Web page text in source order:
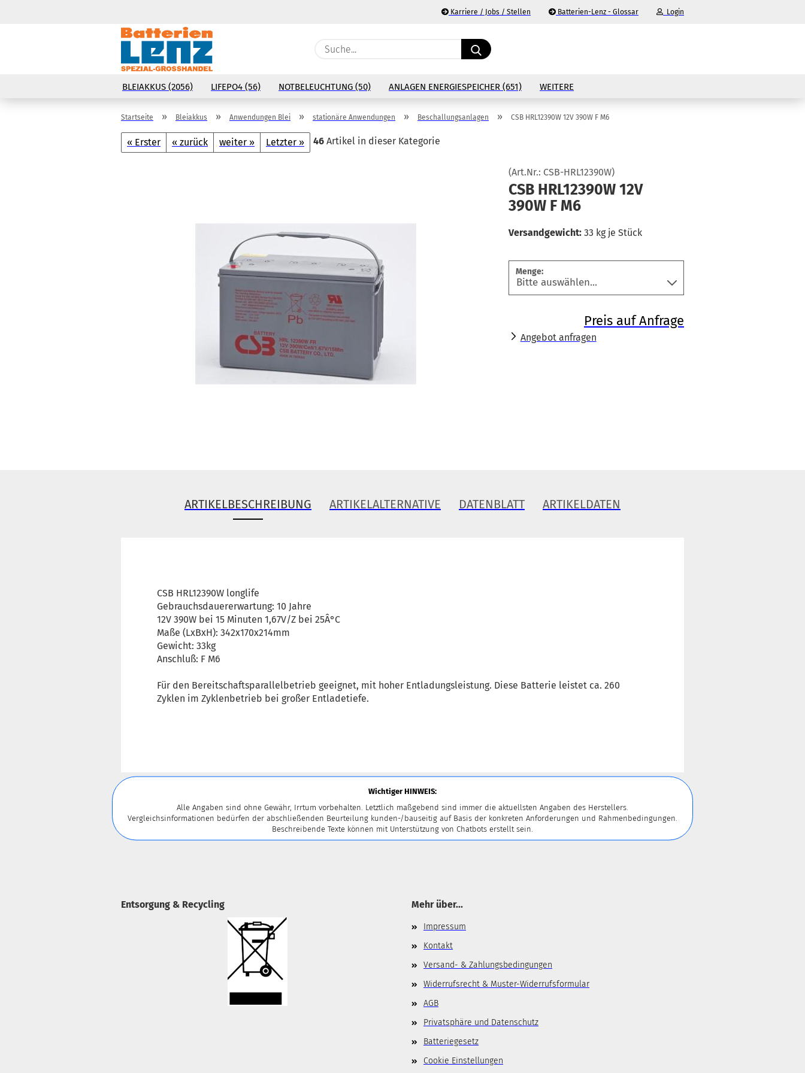
Karriere / Jobs / Stellen Batterien-Lenz - Glossar Login
Konto erstellen
Passwort vergessen?
Suche...
BLEIAKKUS (2056) LIFEPO4 (56) NOTBELEUCHTUNG (50) ANLAGEN ENERGIESPEICHER (651) WEITERE
Startseite » Bleiakkus » Anwendungen Blei » stationäre Anwendungen » Beschallungsanlagen » CSB HRL12390W 12V 390W F M6
« Erster « zurück weiter » Letzter » 46 Artikel in dieser Kategorie
(Art.Nr.: CSB-HRL12390W)
CSB HRL12390W 12V
390W F M6
Versandgewicht: 33 kg je Stück
Menge:
Preis auf Anfrage
Angebot anfragen
ARTIKELBESCHREIBUNG ARTIKELALTERNATIVE DATENBLATT ARTIKELDATEN
CSB HRL12390W longlife
Gebrauchsdauererwartung: 10 Jahre
12V 390W bei 15 Minuten 1,67V/Z bei 25Â°C
Maße (LxBxH): 342x170x214mm
Gewicht: 33kg
Anschluß: F M6
Für den Bereitschaftsparallelbetrieb geeignet, mit hoher Entladungsleistung. Diese Batterie leistet ca. 260
Zyklen im Zyklenbetrieb bei großer Entladetiefe.
Wichtiger HINWEIS:
Alle Angaben sind ohne Gewähr, Irrtum vorbehalten. Letztlich maßgebend sind immer die aktuellsten Angaben des Herstellers.
Vergleichsinformationen bedürfen der abschließenden Beurteilung kunden-/bauseitig auf Basis der konkreten Anforderungen und Rahmenbedingungen.
Beschreibende Texte können mit Unterstützung von Chatbots erstellt sein.
Entsorgung & Recycling Mehr über...
Impressum
Kontakt
Versand- & Zahlungsbedingungen
Widerrufsrecht & Muster-Widerrufsformular
AGB
Privatsphäre und Datenschutz
Batteriegesetz
Cookie Einstellungen